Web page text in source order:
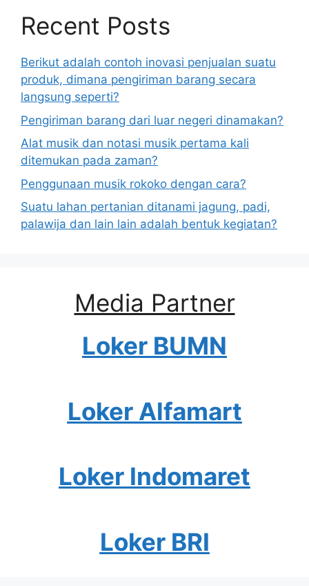
Recent Posts
Berikut adalah contoh inovasi penjualan suatu
produk, dimana pengiriman barang secara
langsung seperti?
Pengiriman barang dari luar negeri dinamakan?
Alat musik dan notasi musik pertama kali
ditemukan pada zaman?
Penggunaan musik rokoko dengan cara?
Suatu lahan pertanian ditanami jagung, padi,
palawija dan lain lain adalah bentuk kegiatan?
Media Partner
Loker BUMN
Loker Alfamart
Loker Indomaret
Loker BRI